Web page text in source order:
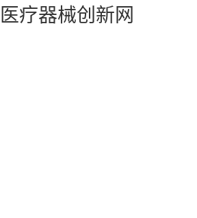
医疗器械创新网